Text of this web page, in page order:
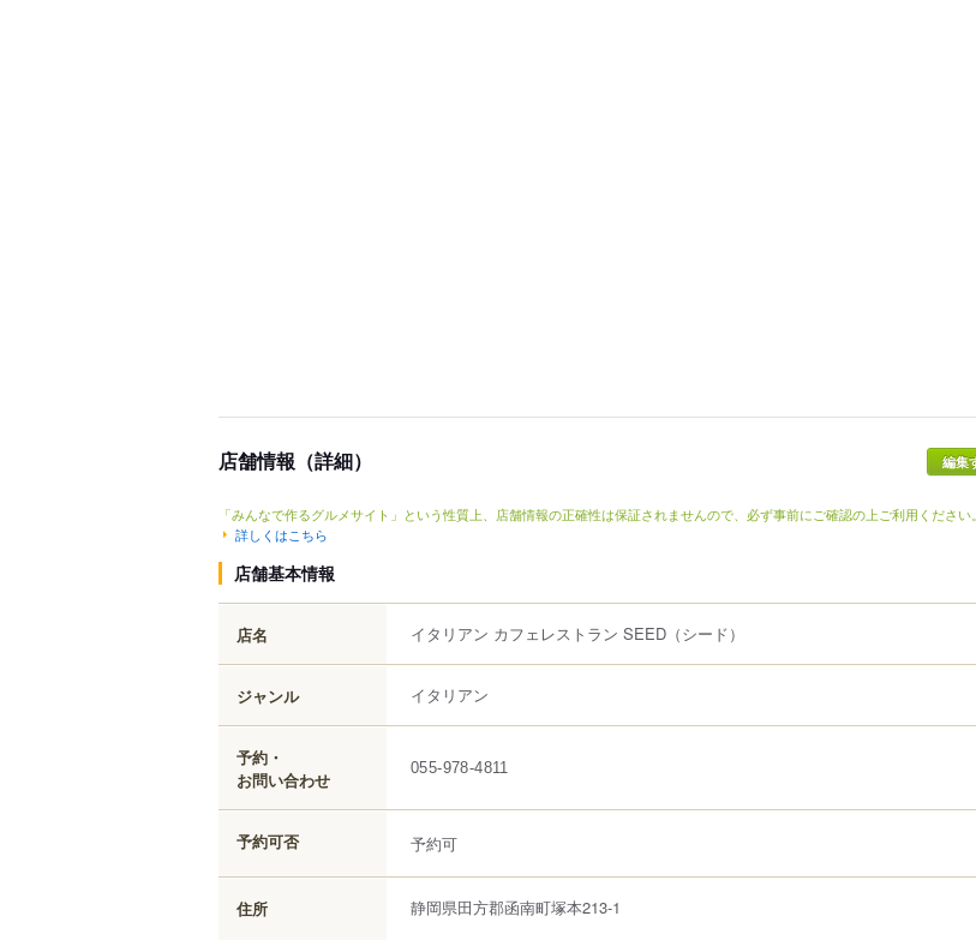
店舗情報（詳細）
「みんなで作るグルメサイト」という性質上、店舗情報の正確性は保証されませんので、必ず事前にご確認の上ご利用ください。
詳しくはこちら
店舗基本情報
店名 イタリアン カフェレストラン SEED （シード）
ジャンル イタリアン
予約・
お問い合わせ
055-978-4811
予約可否 予約可
住所 静岡県田方郡函南町塚本213-1